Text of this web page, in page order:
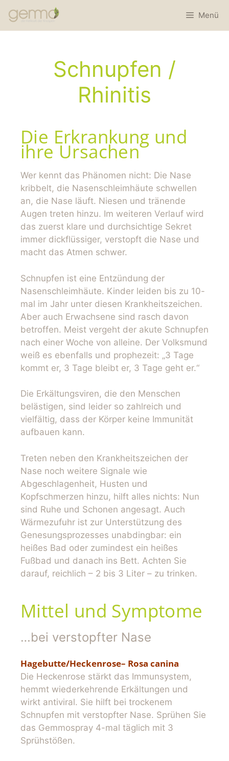
Menü
Schnupfen /
Rhinitis
Die Erkrankung und
ihre Ursachen
Wer kennt das Phänomen nicht: Die Nase
kribbelt, die Nasenschleimhäute schwellen
an, die Nase läuft. Niesen und tränende
Augen treten hinzu. Im weiteren Verlauf wird
das zuerst klare und durchsichtige Sekret
immer dickflüssiger, verstopft die Nase und
macht das Atmen schwer.
Schnupfen ist eine Entzündung der
Nasenschleimhäute. Kinder leiden bis zu 10-
mal im Jahr unter diesen Krankheitszeichen.
Aber auch Erwachsene sind rasch davon
betroffen. Meist vergeht der akute Schnupfen
nach einer Woche von alleine. Der Volksmund
weiß es ebenfalls und prophezeit: „3 Tage
kommt er, 3 Tage bleibt er, 3 Tage geht er.“
Die Erkältungsviren, die den Menschen
belästigen, sind leider so zahlreich und
vielfältig, dass der Körper keine Immunität
aufbauen kann.
Treten neben den Krankheitszeichen der
Nase noch weitere Signale wie
Abgeschlagenheit, Husten und
Kopfschmerzen hinzu, hilft alles nichts: Nun
sind Ruhe und Schonen angesagt. Auch
Wärmezufuhr ist zur Unterstützung des
Genesungsprozesses unabdingbar: ein
heißes Bad oder zumindest ein heißes
Fußbad und danach ins Bett. Achten Sie
darauf, reichlich – 2 bis 3 Liter – zu trinken.
Mittel und Symptome
…bei verstopfter Nase
Hagebutte/Heckenrose– Rosa canina
Die Heckenrose stärkt das Immunsystem,
hemmt wiederkehrende Erkältungen und
wirkt antiviral. Sie hilft bei trockenem
Schnupfen mit verstopfter Nase. Sprühen Sie
das Gemmospray 4-mal täglich mit 3
Sprühstößen.